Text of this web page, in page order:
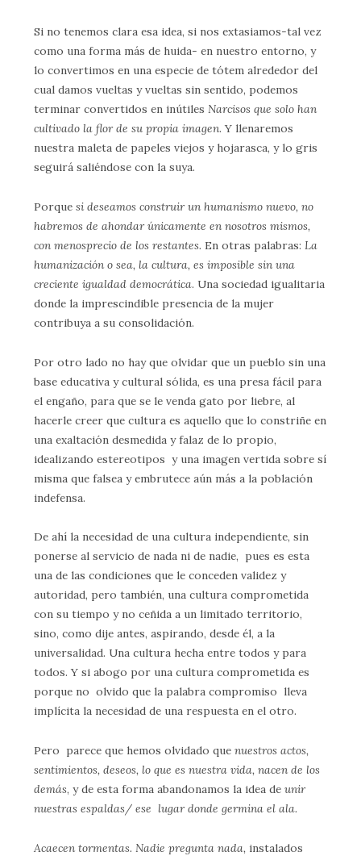
Si no tenemos clara esa idea, si nos extasiamos-tal vez
como una forma más de huida- en nuestro entorno, y
lo convertimos en una especie de tótem alrededor del
cual damos vueltas y vueltas sin sentido, podemos
terminar convertidos en inútiles Narcisos que solo han
cultivado la flor de su propia imagen. Y llenaremos
nuestra maleta de papeles viejos y hojarasca, y lo gris
seguirá saliéndose con la suya.
Porque si deseamos construir un humanismo nuevo, no
habremos de ahondar únicamente en nosotros mismos,
con menosprecio de los restantes. En otras palabras: La
humanización o sea, la cultura, es imposible sin una
creciente igualdad democrática. Una sociedad igualitaria
donde la imprescindible presencia de la mujer
contribuya a su consolidación.
Por otro lado no hay que olvidar que un pueblo sin una
base educativa y cultural sólida, es una presa fácil para
el engaño, para que se le venda gato por liebre, al
hacerle creer que cultura es aquello que lo constriñe en
una exaltación desmedida y falaz de lo propio,
idealizando estereotipos y una imagen vertida sobre sí
misma que falsea y embrutece aún más a la población
indefensa.
De ahí la necesidad de una cultura independiente, sin
ponerse al servicio de nada ni de nadie, pues es esta
una de las condiciones que le conceden validez y
autoridad, pero también, una cultura comprometida
con su tiempo y no ceñida a un limitado territorio,
sino, como dije antes, aspirando, desde él, a la
universalidad. Una cultura hecha entre todos y para
todos. Y si abogo por una cultura comprometida es
porque no olvido que la palabra compromiso lleva
implícita la necesidad de una respuesta en el otro.
Pero parece que hemos olvidado que nuestros actos,
sentimientos, deseos, lo que es nuestra vida, nacen de los
demás, y de esta forma abandonamos la idea de unir
nuestras espaldas/ ese lugar donde germina el ala.
Acaecen tormentas. Nadie pregunta nada, instalados